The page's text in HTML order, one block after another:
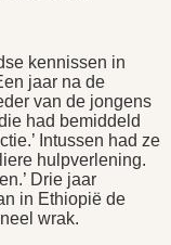
kennissen in
jaar na de
van de jongens
had bemiddeld
Intussen had ze
hulpverlening.
Drie jaar
in Ethiopië de
wrak.